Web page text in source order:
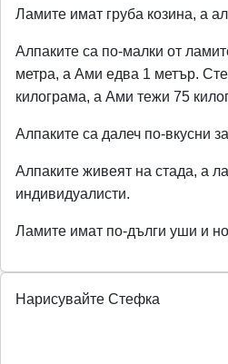
Ламите имат груба козина, а
Алпаките са по-малки от
метра, а Ами едва 1 метър.
килограма, а Ами тежи 75
Алпаките са далеч по-вкусни
Алпаките живеят на стада, а
индивидуалисти.
Ламите имат по-дълги уши и
Нарисувайте Стефка